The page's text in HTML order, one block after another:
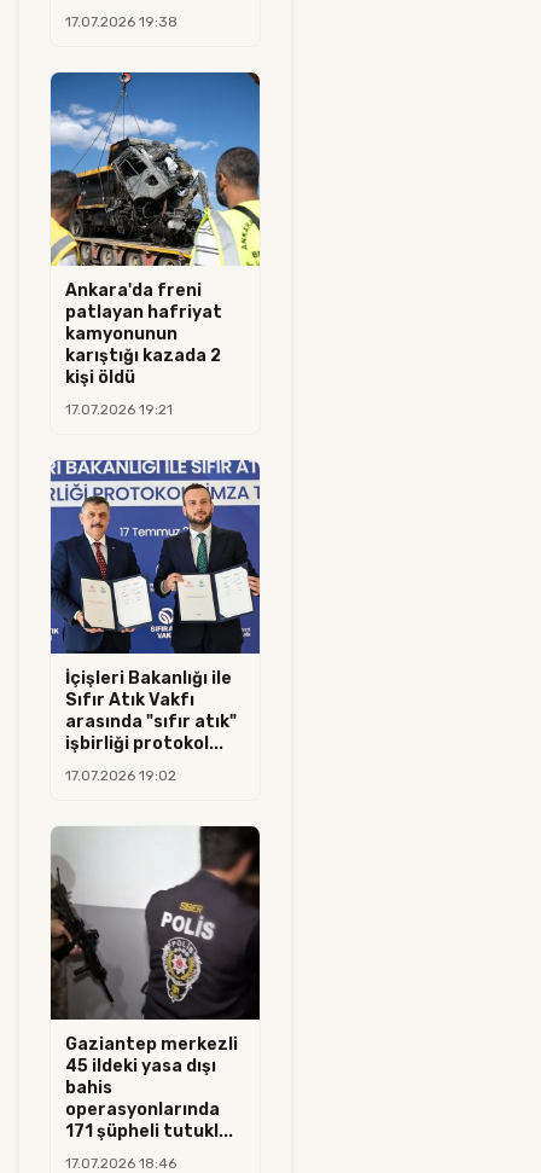
17.07.2026 19:38
Ankara'da freni
patlayan hafriyat
kamyonunun
karıştığı kazada 2
kişi öldü
17.07.2026 19:21
İçişleri Bakanlığı ile
Sıfır Atık Vakfı
arasında "sıfır atık"
işbirliği protokol...
17.07.2026 19:02
Gaziantep merkezli
45 ildeki yasa dışı
bahis
operasyonlarında
171 şüpheli tutukl...
17.07.2026 18:46